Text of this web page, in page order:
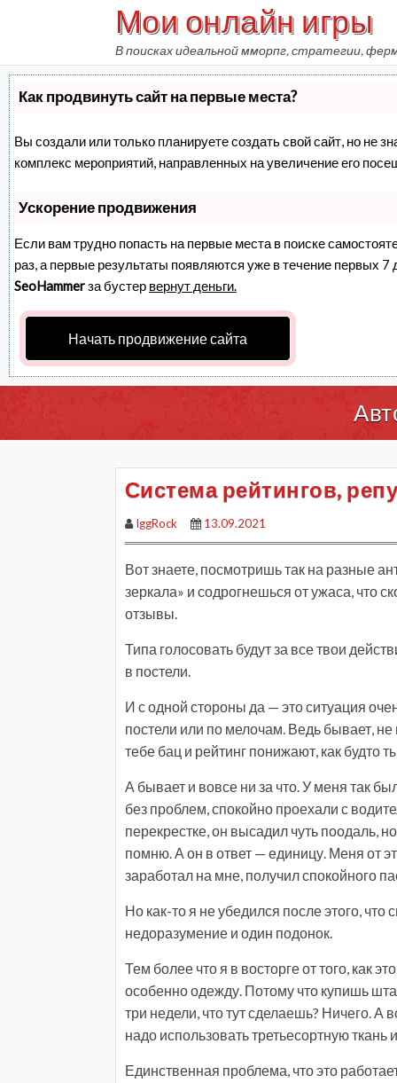
Мои онлайн игры
В поисках идеальной мморпг, стратегии,
Как продвинуть сайт на первые места?
Вы создали или только планируете создать свой сайт, но не
комплекс мероприятий, направленных на увеличение его
Ускорение продвижения
Если вам трудно попасть на первые места в поиске
раз, а первые результаты появляются уже в течение первых
SeoHammerза бустер вернут деньги.
Начать продвижение сайта
Система рейтингов,
IggRock 13.09.2021
Вот знаете, посмотришь так на разные
зеркала» и содрогнешься от ужаса, что
отзывы.
Типа голосовать будут за все твои
в постели.
И с одной стороны да — это ситуация
постели или по мелочам. Ведь бывает,
тебе бац и рейтинг понижают, как будто
А бывает и вовсе ни за что. У меня так
без проблем, спокойно проехали с
перекрестке, он высадил чуть поодаль,
помню. А он в ответ — единицу. Меня от
заработал на мне, получил спокойного
Но как-то я не убедился после этого,
недоразумение и один подонок.
Тем более что я в восторге от того, как
особенно одежду. Потому что купишь
три недели, что тут сделаешь? Ничего. А
надо использовать третьесортную ткань
Единственная проблема, что это